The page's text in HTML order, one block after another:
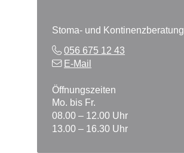
Stoma- und Kontinenzberatung
056 675 12 43
E-Mail
Öffnungszeiten
Mo. bis Fr.
08.00 – 12.00 Uhr
13.00 – 16.30 Uhr